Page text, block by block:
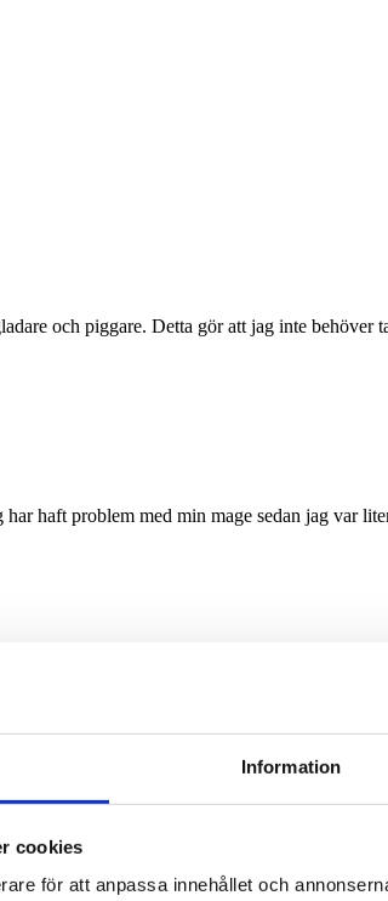
Information
cookies
för att anpassa innehållet och
och piggare. Detta gör att jag inte behöver
haft problem med min mage sedan jag var
svårt att lösa upp pulvret i vattnet. Effekten
vissa matvaror och tex vin inte förbättrats.